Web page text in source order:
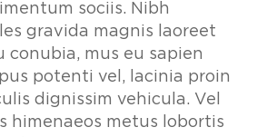
sociis. Nibh
gravida magnis laoreet
conubia, mus eu sapien
potenti vel, lacinia proin
dignissim vehicula. Vel
himenaeos metus lobortis